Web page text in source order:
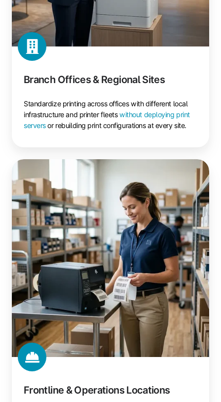
Branch Offices & Regional Sites
Standardize printing across offices with different local
infrastructure and printer fleetswithout deploying print
serversor rebuilding print configurations at every site.
Frontline & Operations Locations